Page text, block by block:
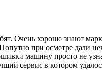
Очень хорошо знают
при осмотре дали
машину просто не
сервис в котором